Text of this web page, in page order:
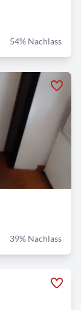
54% Nachlass
39% Nachlass